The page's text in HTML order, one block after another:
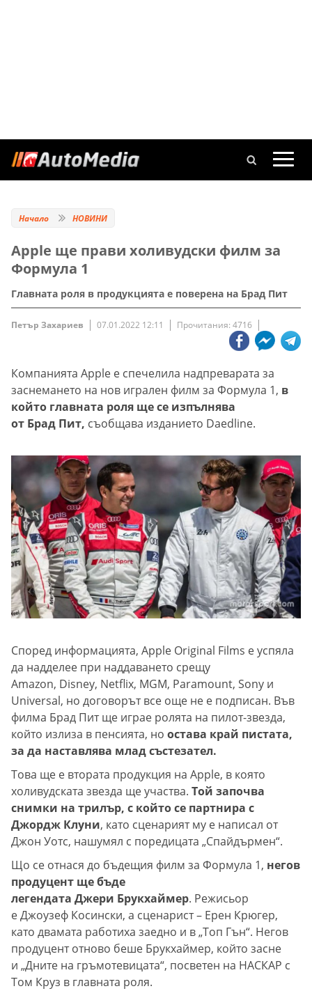
Начало НОВИНИ
Apple ще прави холивудски филм за
Формула 1
Главната роля в продукцията е поверена на Брад Пит
Петър Захариев 07.01.2022 12:11 Прочитания: 4716
Компанията Apple е спечелила надпреварата за
заснемането на нов игрален филм за Формула 1, в
който главната роля ще се изпълнява
от Брад Пит, съобщава изданието Daedline.
Според информацията, Apple Original Films е успяла
да надделее при наддаването срещу
Amazon, Disney, Netflix, MGM, Paramount, Sony и
Universal, но договорът все още не е подписан. Във
филма Брад Пит ще играе ролята на пилот-звезда,
който излиза в пенсията, но остава край пистата,
за да наставлява млад състезател.
Това ще е втората продукция на Apple, в която
холивудската звезда ще участва. Той започва
снимки на трилър, с който се партнира с
Джордж Клуни, като сценарият му е написал от
Джон Уотс, нашумял с поредицата „Спайдърмен“.
Що се отнася до бъдещия филм за Формула 1, негов
продуцент ще бъде
легендата Джери Брукхаймер. Режисьор
е Джоузеф Косински, а сценарист – Ерен Крюгер,
като двамата работиха заедно и в „Топ Гън“. Негов
продуцент отново беше Брукхаймер, който засне
и „Дните на гръмотевицата“, посветен на НАСКАР с
Том Круз в главната роля.